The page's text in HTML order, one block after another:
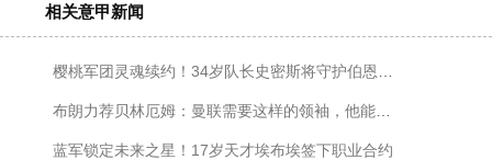
相关意甲新闻
樱桃军团灵魂续约！34岁队长史密斯将守护伯恩茅斯至2027
布朗力荐贝林厄姆：曼联需要这样的领袖，他能带来质变
蓝军锁定未来之星！17岁天才埃布埃签下职业合约